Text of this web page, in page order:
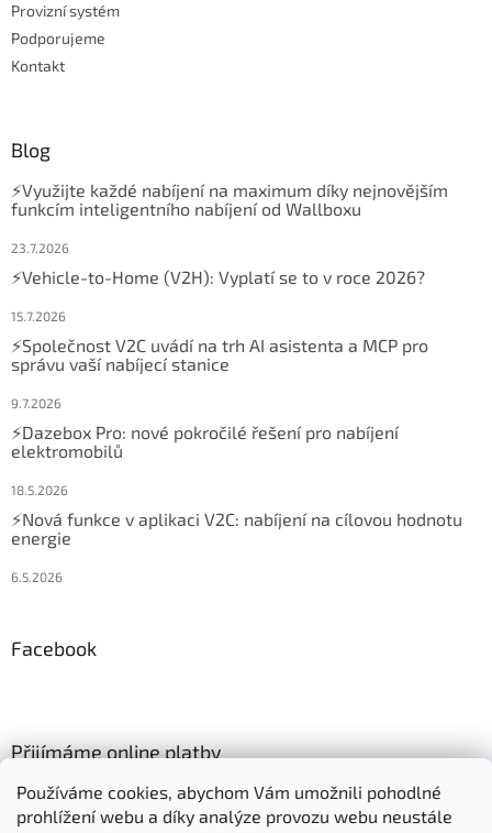
Používáme cookies, abychom Vám umožnili pohodlné
prohlížení webu a díky analýze provozu webu neustále
Provizní systém
Podporujeme
Kontakt
Blog
⚡Využijte každé nabíjení na maximum díky nejnovějším
funkcím inteligentního nabíjení od Wallboxu
23.7.2026
⚡Vehicle-to-Home (V2H): Vyplatí se to v roce 2026?
15.7.2026
⚡Společnost V2C uvádí na trh AI asistenta a MCP pro
správu vaší nabíjecí stanice
9.7.2026
⚡Dazebox Pro: nové pokročilé řešení pro nabíjení
elektromobilů
18.5.2026
⚡Nová funkce v aplikaci V2C: nabíjení na cílovou hodnotu
energie
6.5.2026
Facebook
Přijímáme online platby